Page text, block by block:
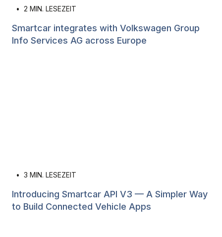
• 2 MIN. LESEZEIT
Smartcar integrates with Volkswagen Group
Info Services AG across Europe
• 3 MIN. LESEZEIT
Introducing Smartcar API V3 — A Simpler Way
to Build Connected Vehicle Apps